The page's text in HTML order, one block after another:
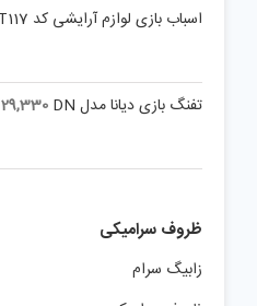
اسباب بازی لوازم آرایشی کد T117
تفنگ بازی دیانا مدل DN 29,330
ظروف سرامیکی
زابیگ سرام